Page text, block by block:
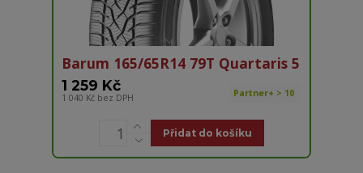
Barum 165/65R14 79T Quartaris 5
1 259 Kč
1 040 Kč bez DPH Partner+ > 10
Přidat do košíku